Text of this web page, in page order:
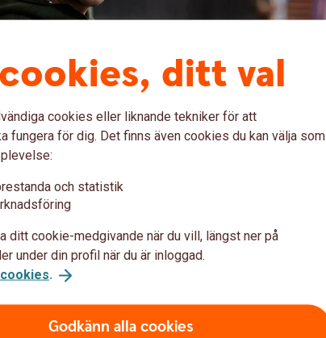
Swish Handel – är ett hett tips att
möjligheter som förenklar ert
för bedrägerier.
ditt val
cookies eller liknande tekniker för att
fungera för dig. Det finns även cookies du kan välja som
och statistik
ditt cookie-medgivande när du vill, längst ner på
under din profil när du är inloggad.
.
Godkänn alla cookies